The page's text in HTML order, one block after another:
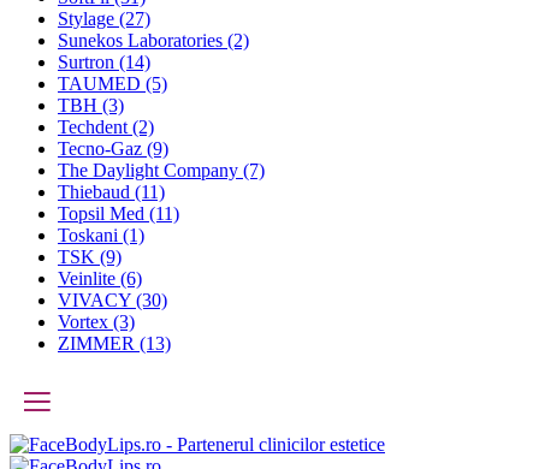
Stylage (27)
Sunekos Laboratories (2)
Surtron (14)
TAUMED (5)
TBH (3)
Techdent (2)
Tecno-Gaz (9)
The Daylight Company (7)
Thiebaud (11)
Topsil Med (11)
Toskani (1)
TSK (9)
Veinlite (6)
VIVACY (30)
Vortex (3)
ZIMMER (13)